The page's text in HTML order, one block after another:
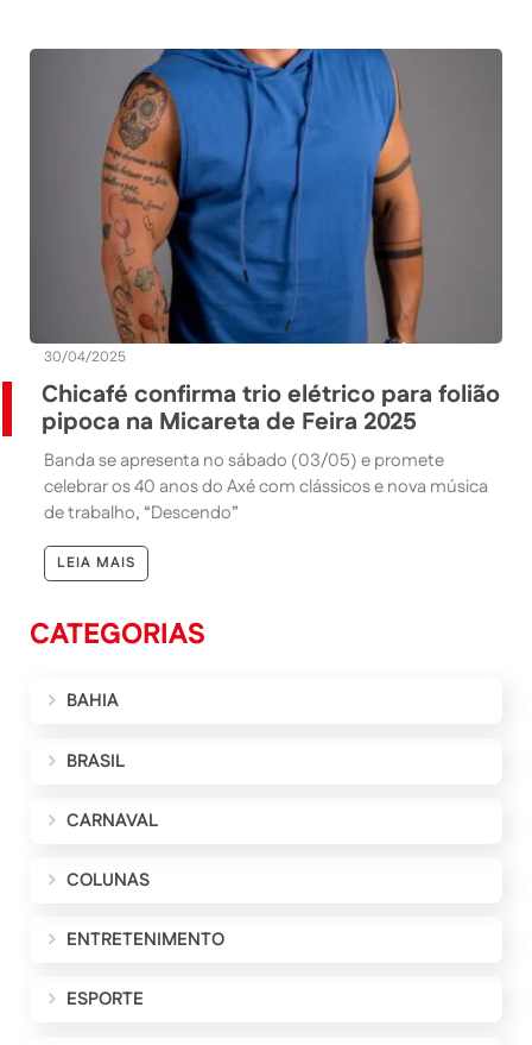
30/04/2025
Chicafé confirma trio elétrico para folião
pipoca na Micareta de Feira 2025
Banda se apresenta no sábado (03/05) e promete
celebrar os 40 anos do Axé com clássicos e nova música
de trabalho, “Descendo”
LEIA MAIS
CATEGORIAS
BAHIA
BRASIL
CARNAVAL
COLUNAS
ENTRETENIMENTO
ESPORTE